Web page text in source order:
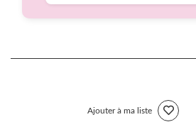
Ajouter à ma liste